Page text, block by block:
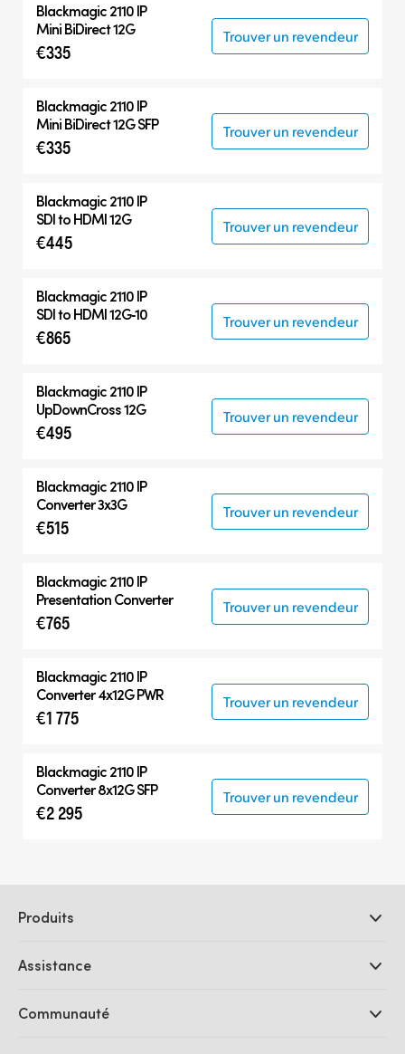
Blackmagic 2110 IP
Mini BiDirect 12G
€335
Trouver un revendeur
Blackmagic 2110 IP
Mini BiDirect 12G SFP
€335
Trouver un revendeur
Blackmagic 2110 IP
SDI to HDMI 12G
€445
Trouver un revendeur
Blackmagic 2110 IP
SDI to HDMI 12G‑10
€865
Trouver un revendeur
Blackmagic 2110 IP
UpDownCross 12G
€495
Trouver un revendeur
Blackmagic 2110 IP
Converter 3x3G
€515
Trouver un revendeur
Blackmagic 2110 IP
Presentation Converter
€765
Trouver un revendeur
Blackmagic 2110 IP
Converter 4x12G PWR
€1 775
Trouver un revendeur
Blackmagic 2110 IP
Converter 8x12G SFP
€2 295
Trouver un revendeur
Produits
Logiciels DaVinci Resolve et Fusion
Ultimatte
Assistance
Centre d'assistance technique
Communauté